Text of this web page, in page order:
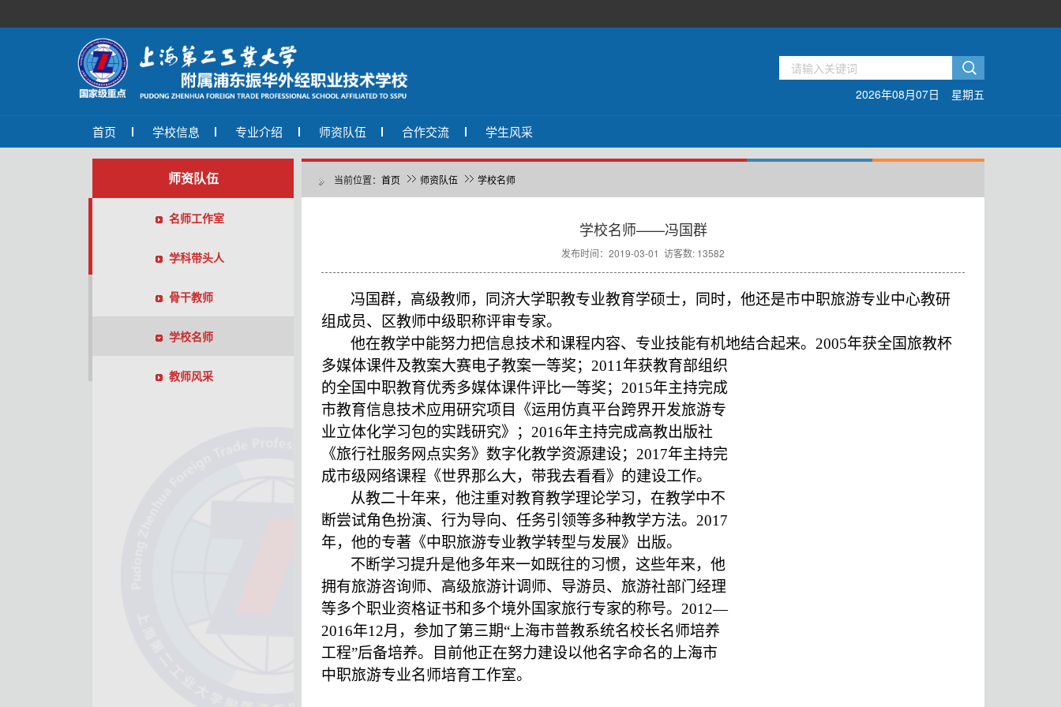
2026年08月07日 星期五
首页 学校信息 专业介绍 师资队伍 合作交流 学生风采
师资队伍
名师工作室
学科带头人
骨干教师
学校名师
教师风采
当前位置： 首页 师资队伍 学校名师
学校名师——冯国群
发布时间：2019-03-01 访客数: 13582
冯国群，高级教师，同济大学职教专业教育学硕士，同时，他还是市中职旅游专业中心教研
组成员、区教师中级职称评审专家。
他在教学中能努力把信息技术和课程内容、专业技能有机地结合起来。2005年获全国旅教杯
多媒体课件及教案大赛电子教案一等奖； 2011年获教育部组织
的全国中职教育优秀多媒体课件评比一等奖；2015年主持完成
市教育信息技术应用研究项目《运用仿真平台跨界开发旅游专
业立体化学习包的实践研究》；2016年主持完成高教出版社
《旅行社服务网点实务》数字化教学资源建设；2017年主持完
成市级网络课程《世界那么大，带我去看看》的建设工作。
从教二十年来，他注重对教育教学理论学习，在教学中不
断尝试角色扮演、行为导向、任务引领等多种教学方法。2017
年，他的专著《中职旅游专业教学转型与发展》出版。
不断学习提升是他多年来一如既往的习惯，这些年来，他
拥有旅游咨询师、高级旅游计调师、导游员、旅游社部门经理
等多个职业资格证书和多个境外国家旅行专家的称号。2012—
2016年12月，参加了第三期“上海市普教系统名校长名师培养
工程”后备培养。目前他正在努力建设以他名字命名的上海市
中职旅游专业名师培育工作室。